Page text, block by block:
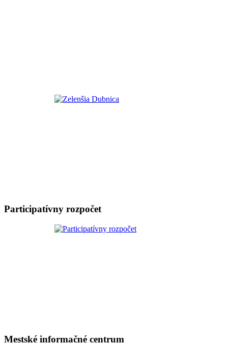
Participatívny rozpočet
Mestské informačné centrum